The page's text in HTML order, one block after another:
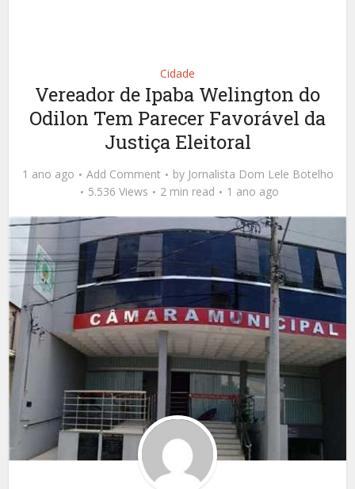
Cidade
Vereador de Ipaba Welington do
Odilon Tem Parecer Favorável da
Justiça Eleitoral
1 ano ago Add Comment by Jornalista Dom Lele Botelho
5.536 Views
2 min read 1 ano ago